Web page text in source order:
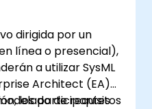
dirigida por un
línea o presencial),
a utilizar SysML
Architect (EA)
de requisitos
los participantes